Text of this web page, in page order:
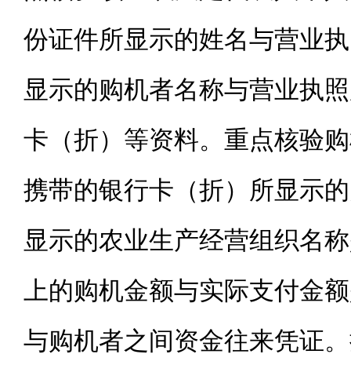
份证件所显示的姓名与营业
显示的购机者名称与营业执
卡（折）等资料。重点核验
携带的银行卡（折）所显示
显示的农业生产经营组织名
上的购机金额与实际支付金
与购机者之间资金往来凭证